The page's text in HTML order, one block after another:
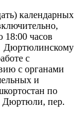
календарных
18:00 часов
Дюртюлинскому
с
с органами
и
по
Дюртюли, пер.